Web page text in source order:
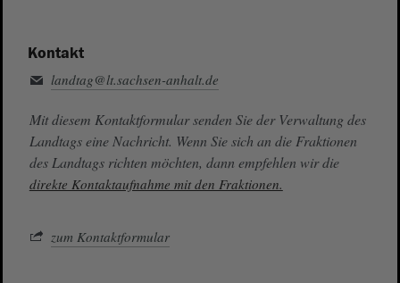
Kontakt
landtag@lt.sachsen-anhalt.de
Mit diesem Kontaktformular senden Sie der Verwaltung des
Landtags eine Nachricht. Wenn Sie sich an die Fraktionen
des Landtags richten möchten, dann empfehlen wir die
direkte Kontaktaufnahme mit den Fraktionen.
zum Kontaktformular